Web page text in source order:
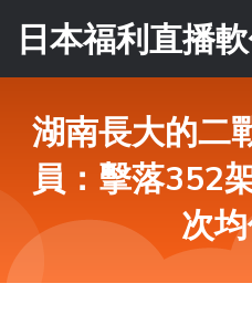
日本福利直播
湖南長大的二
員：擊落352
次